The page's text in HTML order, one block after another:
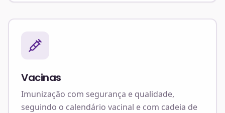
Vacinas
Imunização com segurança e qualidade,
seguindo o calendário vacinal e com cadeia de